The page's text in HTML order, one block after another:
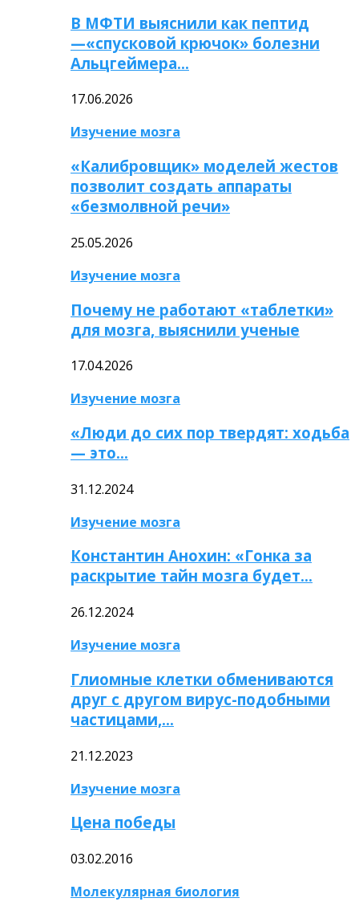
В МФТИ выяснили как пептид
—«спусковой крючок» болезни
Альцгеймера…
17.06.2026
Изучение мозга
«Калибровщик» моделей жестов
позволит создать аппараты
«безмолвной речи»
25.05.2026
Изучение мозга
Почему не работают «таблетки»
для мозга, выяснили ученые
17.04.2026
Изучение мозга
«Люди до сих пор твердят: ходьба
— это…
31.12.2024
Изучение мозга
Константин Анохин: «Гонка за
раскрытие тайн мозга будет…
26.12.2024
Изучение мозга
Глиомные клетки обмениваются
друг с другом вирус-подобными
частицами,…
21.12.2023
Изучение мозга
Цена победы
03.02.2016
Молекулярная биология